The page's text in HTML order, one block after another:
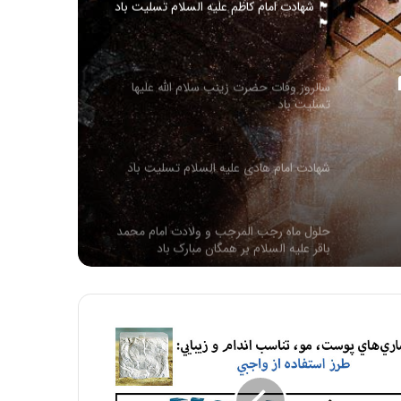
سالروز وفات حضرت زینب سلام الله علیها
تسلیت باد
شهادت امام هادی علیه السلام تسلیت باد
حلول ماه رجب المرجب و ولادت امام محمد
باقر علیه السلام بر همگان مبارک باد
سالروز ولادت امام محمد تقی عليه السلام
مبارک باد
حضرت عباس (علیه السلام) تسلیت باد
شهادت حضرت فاطمه زهرا سلام الله علیها